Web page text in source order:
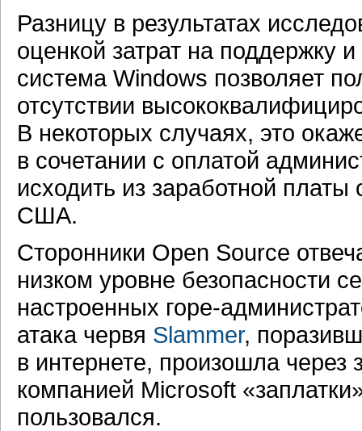
Разницу в результатах
оценкой затрат на поддержку
система Windows позволяет
отсутствии
В некоторых случаях, это
в сочетании с оплатой
исходить из заработной
США.
Сторонники Open Source
низком уровне безопасности
настроенных горе-
атака червя Slammer,
в интернете, произошла через
компанией Microsoft
пользовался.